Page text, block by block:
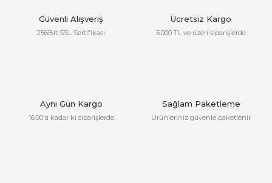
Güvenli Alışveriş
256Bit SSL Sertifikası
Ücretsiz Kargo
5.000 TL ve üzeri siparişlerde
Aynı Gün Kargo
16:00'a kadar ki siparişlerde
Sağlam Paketleme
Ürünleriniz güvenle paketlenir